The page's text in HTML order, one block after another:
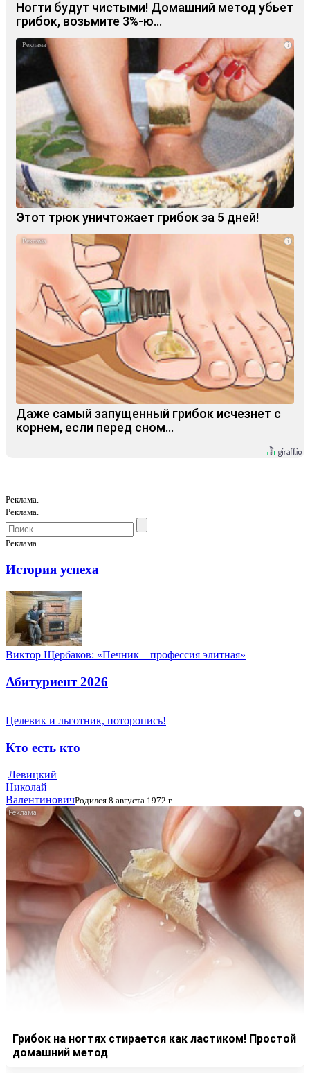
Ногти будут чистыми! Домашний метод убьет
грибок, возьмите 3%-ю…
i
Этот трюк уничтожает грибок за 5 дней!
i
Даже самый запущенный грибок исчезнет с
корнем, если перед сном…
Реклама.
Реклама.
Реклама.
История успеха
Виктор Щербаков: «Печник – профессия элитная»
Абитуриент 2026
Целевик и льготник, поторопись!
Кто есть кто
Левицкий
Николай
ВалентиновичРодился 8 августа 1972 г.
i
Грибок на ногтях стирается как ластиком! Простой
домашний метод